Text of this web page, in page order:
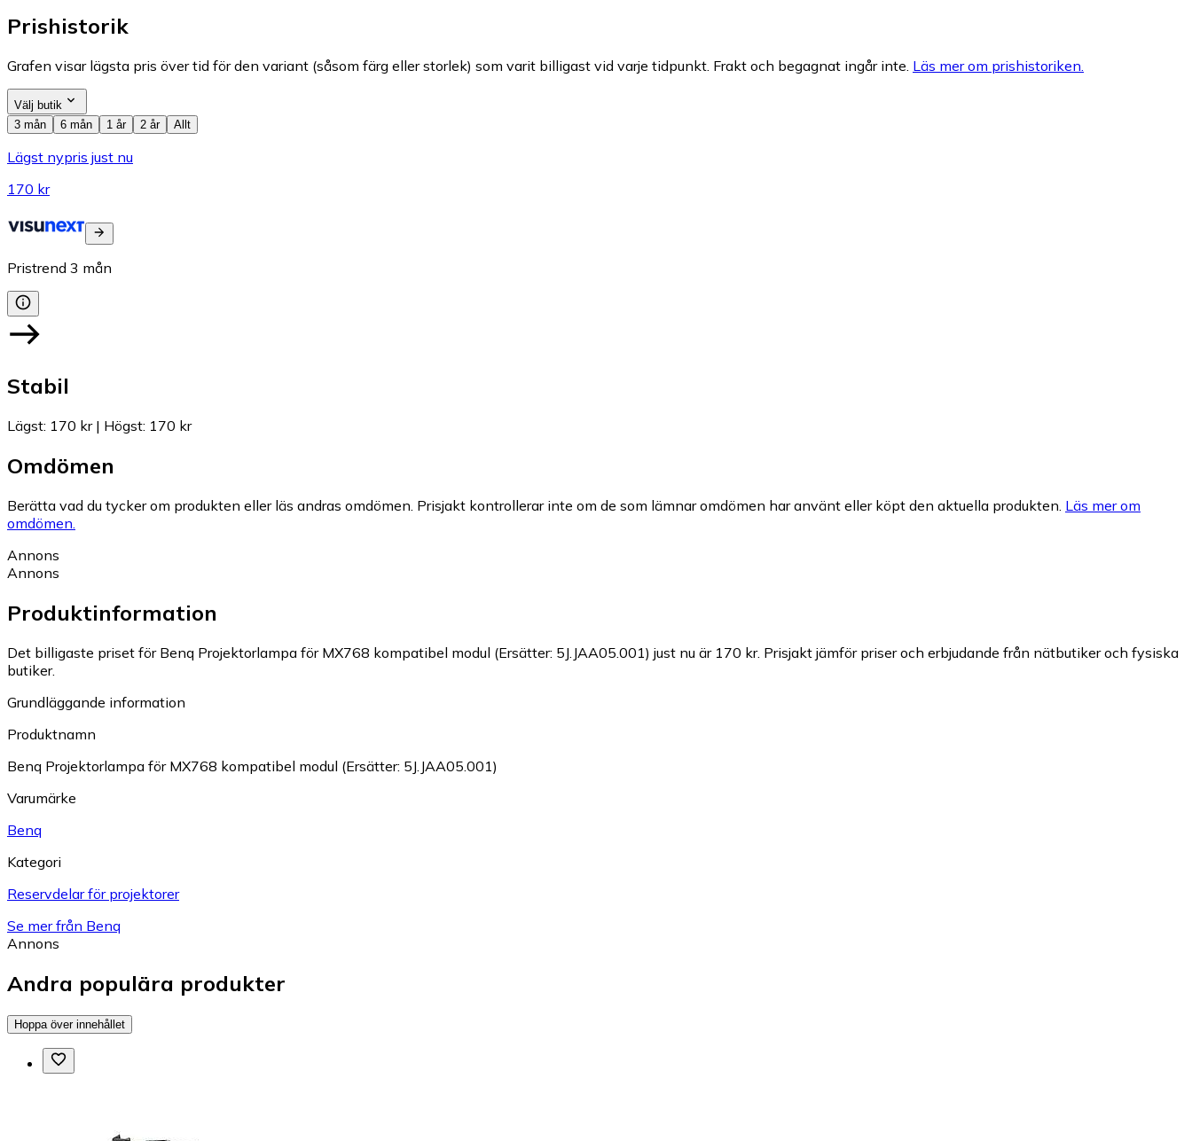
Prishistorik
Grafen visar lägsta pris över tid för den variant (såsom färg eller storlek) som varit billigast vid varje tidpunkt. Frakt och begagnat ingår inte. Läs mer om prishistoriken.
Välj butik
3 mån
6 mån 1 år 2 år Allt
Lägst nypris just nu
170 kr
Pristrend 3 mån
Stabil
Lägst: 170 kr| Högst: 170 kr
Omdömen
Berätta vad du tycker om produkten eller läs andras omdömen. Prisjakt kontrollerar inte om de som lämnar omdömen har använt eller köpt den aktuella produkten. Läs mer om
omdömen.
Annons
Annons
Produktinformation
Det billigaste priset för Benq Projektorlampa för MX768 kompatibel modul (Ersätter: 5J.JAA05.001) just nu är 170 kr. Prisjakt jämför priser och erbjudande från nätbutiker och fysiska
butiker.
Grundläggande information
Produktnamn
Benq Projektorlampa för MX768 kompatibel modul (Ersätter: 5J.JAA05.001)
Varumärke
Benq
Kategori
Reservdelar för projektorer
Se mer från Benq
Annons
Andra populära produkter
Hoppa över innehållet